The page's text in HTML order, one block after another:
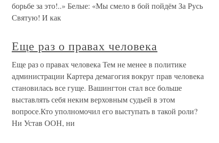
борьбе за это!..» Белые: «Мы смело в бой пойдём За Русь
Святую! И как
Еще раз о правах человека
Еще раз о правах человека Тем не менее в политике
администрации Картера демагогия вокруг прав человека
становилась все гуще. Вашингтон стал все больше
выставлять себя неким верховным судьей в этом
вопросе.Кто уполномочил его выступать в такой роли?
Ни Устав ООН, ни